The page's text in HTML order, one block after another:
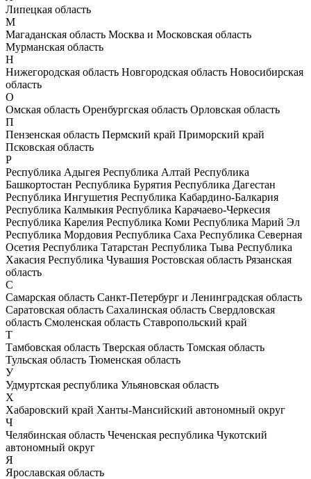
Липецкая область
М
Магаданская область Москва и Московская область
Мурманская область
Н
Нижегородская область Новгородская область Новосибирская
область
О
Омская область Оренбургская область Орловская область
П
Пензенская область Пермский край Приморский край
Псковская область
Р
Республика Адыгея Республика Алтай Республика
Башкортостан Республика Бурятия Республика Дагестан
Республика Ингушетия Республика Кабардино-Балкария
Республика Калмыкия Республика Карачаево-Черкесия
Республика Карелия Республика Коми Республика Марий Эл
Республика Мордовия Республика Саха Республика Северная
Осетия Республика Татарстан Республика Тыва Республика
Хакасия Республика Чувашия Ростовская область Рязанская
область
С
Самарская область Санкт-Петербург и Ленинградская область
Саратовская область Сахалинская область Свердловская
область Смоленская область Ставропольский край
Т
Тамбовская область Тверская область Томская область
Тульская область Тюменская область
У
Удмуртская республика Ульяновская область
Х
Хабаровский край Ханты-Мансийский автономный округ
Ч
Челябинская область Чеченская республика Чукотский
автономный округ
Я
Ярославская область